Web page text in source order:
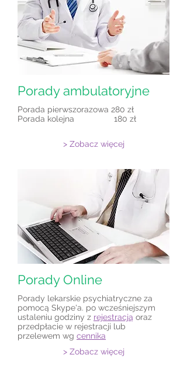
Porady ambulatoryjne
Porada pierwszorazowa 280 zł
Porada kolejna 180 zł
> Zobacz więcej
Porady Online
Porady lekarskie psychiatryczne za
pomocą Skype'a. po wcześniejszym
ustaleniu godziny z rejestracją oraz
przedpłacie w rejestracji lub
przelewem wg cennika
> Zobacz więcej